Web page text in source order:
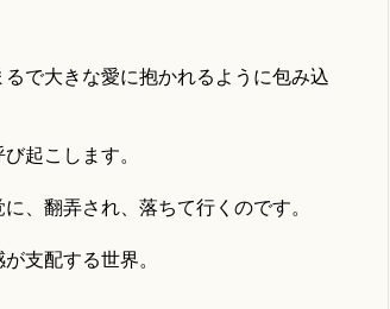
で大きな愛に抱かれるように包み込
起こします。
、翻弄され、落ちて行くのです。
支配する世界。